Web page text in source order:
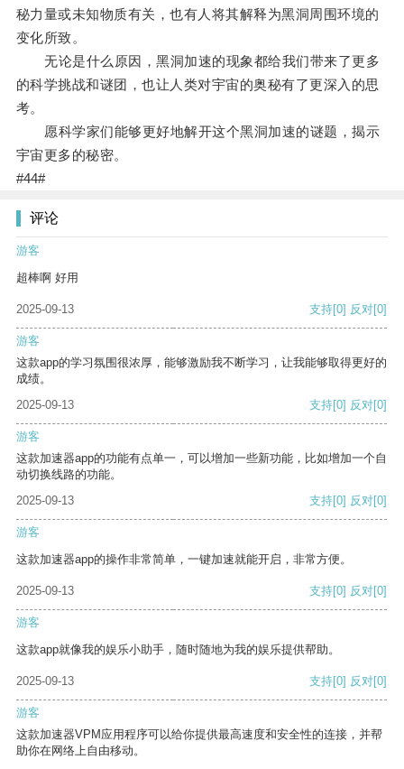
秘力量或未知物质有关，也有人将其解释为黑洞周围环境的
变化所致。
无论是什么原因，黑洞加速的现象都给我们带来了更多
的科学挑战和谜团，也让人类对宇宙的奥秘有了更深入的思
考。
愿科学家们能够更好地解开这个黑洞加速的谜题，揭示
宇宙更多的秘密。
#44#
评论
游客
超棒啊 好用
2025-09-13 支持[0] 反对[0]
游客
这款app的学习氛围很浓厚，能够激励我不断学习，让我能够取得更好的
成绩。
2025-09-13
支持[0] 反对[0]
游客
这款加速器app的功能有点单一，可以增加一些新功能，比如增加一个自
动切换线路的功能。
2025-09-13
支持[0] 反对[0]
游客
这款加速器app的操作非常简单，一键加速就能开启，非常方便。
2025-09-13 支持[0] 反对[0]
游客
这款app就像我的娱乐小助手，随时随地为我的娱乐提供帮助。
2025-09-13 支持[0] 反对[0]
游客
这款加速器VPM应用程序可以给你提供最高速度和安全性的连接，并帮
助你在网络上自由移动。